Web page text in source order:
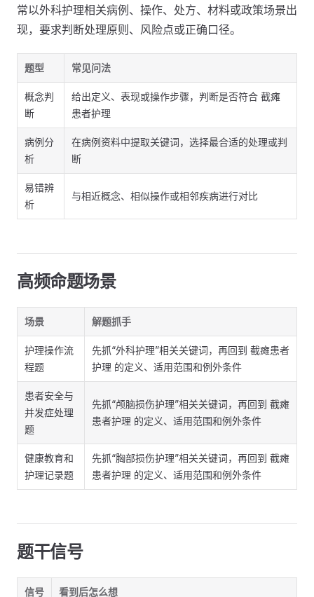
常以外科护理相关病例、操作、处方、材料或政策场景出
现，要求判断处理原则、风险点或正确口径。
题型 常见问法
概念判
断
给出定义、表现或操作步骤，判断是否符合 截瘫
患者护理
病例分
析
在病例资料中提取关键词，选择最合适的处理或判
断
易错辨
析
与相近概念、相似操作或相邻疾病进行对比
高频命题场景
场景 解题抓手
护理操作流
程题
先抓“外科护理”相关关键词，再回到 截瘫患者
护理 的定义、适用范围和例外条件
患者安全与
并发症处理
题
先抓“颅脑损伤护理”相关关键词，再回到 截瘫
患者护理 的定义、适用范围和例外条件
健康教育和
护理记录题
先抓“胸部损伤护理”相关关键词，再回到 截瘫
患者护理 的定义、适用范围和例外条件
题干信号
信号 看到后怎么想